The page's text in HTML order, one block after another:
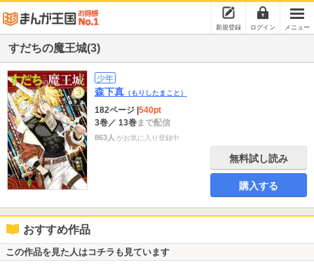
新規登録 ログイン メニュー
すだちの魔王城(3)
少年
森下真 （もりしたまこと）
182ページ 540pt
3巻／ 13巻まで配信
863人 がお気に入り登録中
無料試し読み
購入する
おすすめ作品
この作品を見た人はコチラも見ています